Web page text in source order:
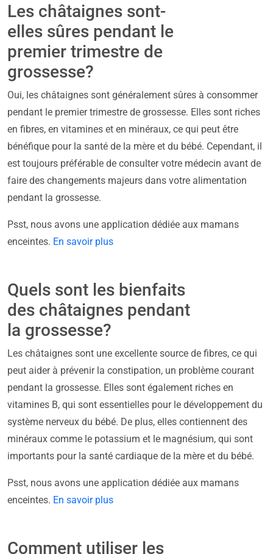
Les châtaignes sont-
elles sûres pendant le
premier trimestre de
grossesse?
Oui, les châtaignes sont généralement sûres à consommer
pendant le premier trimestre de grossesse. Elles sont riches
en fibres, en vitamines et en minéraux, ce qui peut être
bénéfique pour la santé de la mère et du bébé. Cependant, il
est toujours préférable de consulter votre médecin avant de
faire des changements majeurs dans votre alimentation
pendant la grossesse.
Psst, nous avons une application dédiée aux mamans
enceintes. En savoir plus
Quels sont les bienfaits
des châtaignes pendant
la grossesse?
Les châtaignes sont une excellente source de fibres, ce qui
peut aider à prévenir la constipation, un problème courant
pendant la grossesse. Elles sont également riches en
vitamines B, qui sont essentielles pour le développement du
système nerveux du bébé. De plus, elles contiennent des
minéraux comme le potassium et le magnésium, qui sont
importants pour la santé cardiaque de la mère et du bébé.
Psst, nous avons une application dédiée aux mamans
enceintes. En savoir plus
Comment utiliser les